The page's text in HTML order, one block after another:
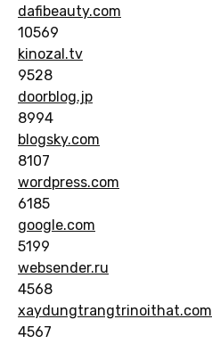
dafibeauty.com
10569
kinozal.tv
9528
doorblog.jp
8994
blogsky.com
8107
wordpress.com
6185
google.com
5199
websender.ru
4568
xaydungtrangtrinoithat.com
4567